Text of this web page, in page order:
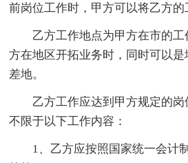
前岗位工作时，甲方可以将乙方的
乙方工作地点为甲方在市的
方在地区开拓业务时，同时可以
差地。
乙方工作应达到甲方规定的
不限于以下工作内容：
1、乙方应按照国家统一会计